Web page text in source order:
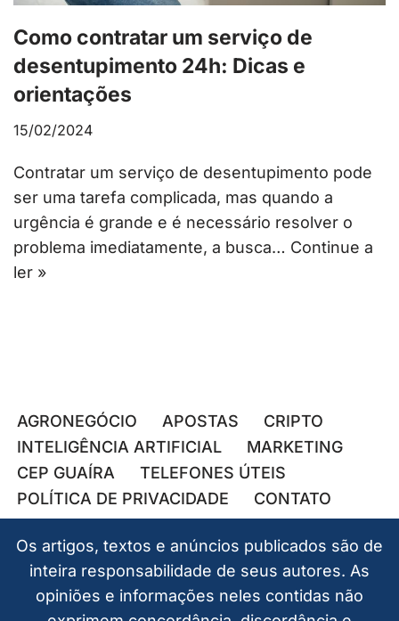
Como contratar um serviço de
desentupimento 24h: Dicas e
orientações
15/02/2024
Contratar um serviço de desentupimento pode
ser uma tarefa complicada, mas quando a
urgência é grande e é necessário resolver o
problema imediatamente, a busca… Continue a
ler »
AGRONEGÓCIO APOSTAS
CRIPTO
INTELIGÊNCIA ARTIFICIAL
MARKETING
CEP GUAÍRA
TELEFONES ÚTEIS
POLÍTICA DE PRIVACIDADE
CONTATO
Os artigos, textos e anúncios publicados são de
inteira responsabilidade de seus autores. As
opiniões e informações neles contidas não